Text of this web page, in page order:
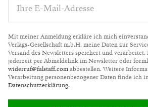
Mit meiner Anmeldung erkläre ich mich
Verlags-Gesellschaft m.b.H. meine Daten zur
Versand des Newsletters speichert und
jederzeit per Abmeldelink im Newsletter oder
widerruf@falstaff.comabbestellen. Weitere
Verarbeitung personenbezogener Daten finde ich
Datenschutzerklärung.